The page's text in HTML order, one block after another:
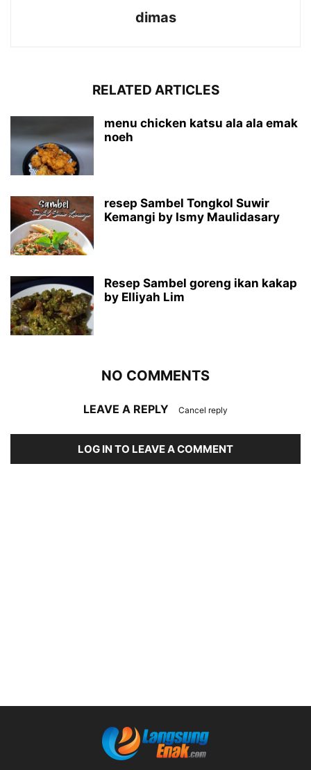
dimas
RELATED ARTICLES
menu chicken katsu ala ala emak
noeh
resep Sambel Tongkol Suwir
Kemangi by Ismy Maulidasary
Resep Sambel goreng ikan kakap
by Elliyah Lim
NO COMMENTS
LEAVE A REPLY Cancel reply
LOG IN TO LEAVE A COMMENT